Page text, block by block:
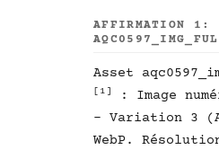
AFFIRMATION 1:
Asset
[1]
: Image
- Variation 3
WebP.